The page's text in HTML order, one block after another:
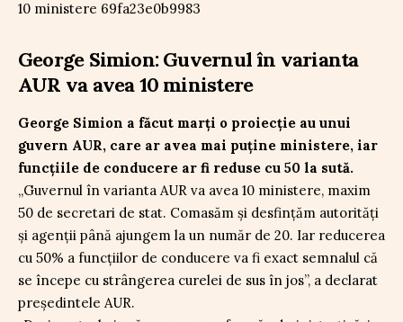
George Simion: Guvernul în varianta
AUR va avea 10 ministere
George Simion a făcut marți o proiecție au unui
guvern AUR, care ar avea mai puține ministere, iar
funcțiile de conducere ar fi reduse cu 50 la sută.
„Guvernul în varianta AUR va avea 10 ministere, maxim
50 de secretari de stat. Comasăm și desfințăm autorități
și agenții până ajungem la un număr de 20. Iar reducerea
cu 50% a funcțiilor de conducere va fi exact semnalul că
se începe cu strângerea curelei de sus în jos”, a declarat
președintele AUR.